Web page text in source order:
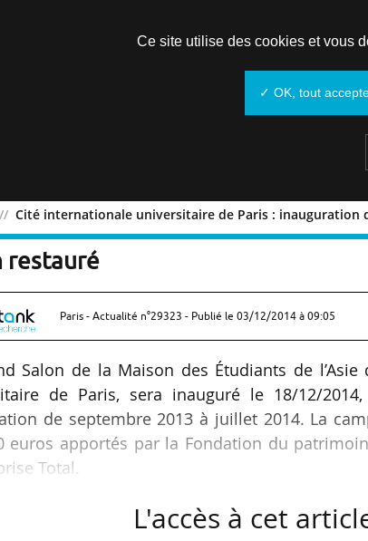
Cité internationale universitaire de Paris : inauguration
universitaire de
restauré
Paris - Actualité n°29323 - Publié le 03/12/2014 à 09:05
Salon de la Maison des Étudiants de
de Paris, sera inauguré le 18/12/
de septembre 2013 à juillet 2014. La
euros apportés par la Fondation du
Total.
se déroulera en présence de
L'accès à cet
Ce site utilise des cookies et vous
✓ OK, tout